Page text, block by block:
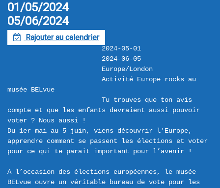
01/05/2024
05/06/2024
F Rajouter au calendrier
2024-05-01
2024-06-05
Europe/London
Activité Europe rocks au
musée BELvue
Tu trouves que ton avis
compte et que les enfants devraient aussi pouvoir
voter ? Nous aussi !
Du 1er mai au 5 juin, viens découvrir l'Europe,
apprendre comment se passent les élections et voter
pour ce qui te parait important pour l’avenir !
A l’occasion des élections européennes, le musée
BELvue ouvre un véritable bureau de vote pour les